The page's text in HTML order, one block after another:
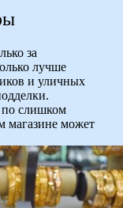
за
лучше
и уличных
по слишком
магазине может